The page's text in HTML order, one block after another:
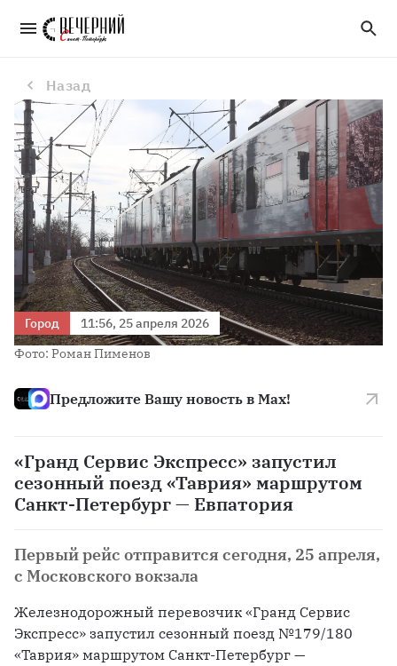
«Гранд Сервис Экспресс» запустил сезонный поезд «Таврия» маршрутом Санкт-Петербург — Евпатория
Назад
Город
11:56, 25 апреля 2026
Фото: Роман Пименов
Предложите Вашу новость в Max!
«Гранд Сервис Экспресс» запустил
сезонный поезд «Таврия» маршрутом
Санкт-Петербург — Евпатория
Первый рейс отправится сегодня, 25 апреля,
с Московского вокзала
Железнодорожный перевозчик «Гранд Сервис
Экспресс» запустил сезонный поезд №179/180
«Таврия» маршрутом Санкт-Петербург —